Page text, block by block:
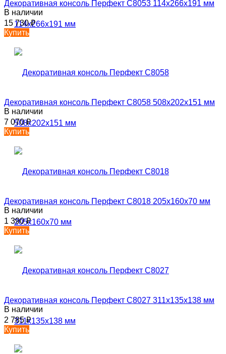
Декоративная консоль Перфект C8053 114х266х191 мм
В наличии
15 730₽
Купить
Декоративная консоль Перфект C8058 508х202х151 мм
В наличии
7 070₽
Купить
Декоративная консоль Перфект C8018 205х160х70 мм
В наличии
1 390₽
Купить
Декоративная консоль Перфект C8027 311х135х138 мм
В наличии
2 785₽
Купить